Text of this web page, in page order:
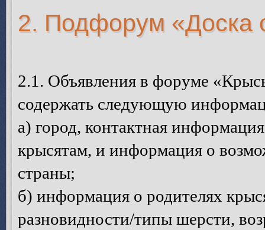
2. Подфорум «Доска
2.1. Объявления в форуме
содержать следующую
а) город, контактная
крысятам, и информация о
страны;
б) информация о родителях
разновидности/типы шерсти,